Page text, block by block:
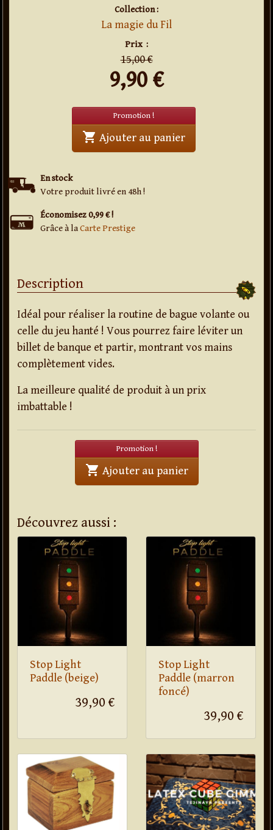
Collection :
La magie du Fil
Prix en
:
15,00 €
9,90 €
En stock
Votre produit livré en 48h !
Économisez 0,99 € !
Grâce à laCarte Prestige
Promotion !
shopping_cart Ajouter au panier' . Barillet I-Boss
Description
Idéal pour réaliser la routine de bague volante ou
celle du jeu hanté ! Vous pourrez faire léviter un
billet de banque et partir, montrant vos mains
complètement vides.
La meilleure qualité de produit à un prix
imbattable !
Promotion !
shopping_cart Ajouter au panier' . Barillet I-Boss
Découvrez aussi :
Stop Light
Paddle (beige)
39,90 €
Stop Light
Paddle (marron
foncé)
39,90 €